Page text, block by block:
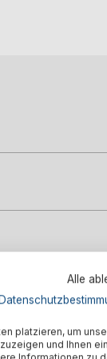
Alle
platzieren, um
und Ihnen ein